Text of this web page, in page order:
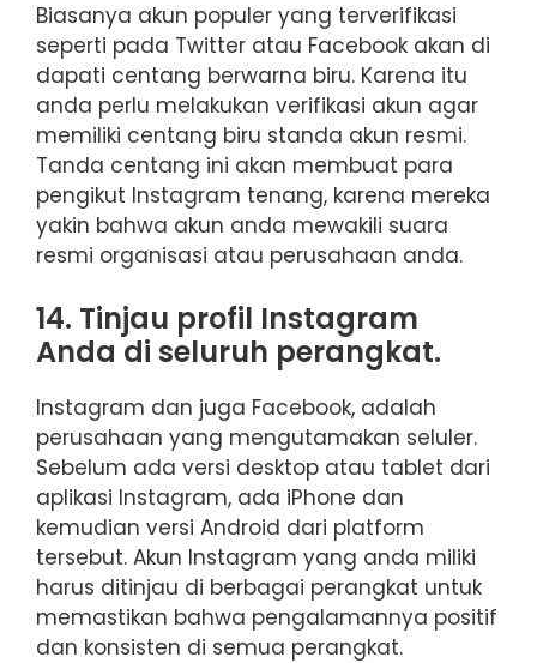
Biasanya akun populer yang terverifikasi
seperti pada Twitter atau Facebook akan di
dapati centang berwarna biru. Karena itu
anda perlu melakukan verifikasi akun agar
memiliki centang biru standa akun resmi.
Tanda centang ini akan membuat para
pengikut Instagram tenang, karena mereka
yakin bahwa akun anda mewakili suara
resmi organisasi atau perusahaan anda.
14. Tinjau profil Instagram
Anda di seluruh perangkat.
Instagram dan juga Facebook, adalah
perusahaan yang mengutamakan seluler.
Sebelum ada versi desktop atau tablet dari
aplikasi Instagram, ada iPhone dan
kemudian versi Android dari platform
tersebut. Akun Instagram yang anda miliki
harus ditinjau di berbagai perangkat untuk
memastikan bahwa pengalamannya positif
dan konsisten di semua perangkat.